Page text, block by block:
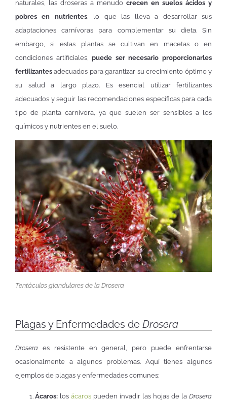
naturales, las droseras a menudo crecen en suelos ácidos y
pobres en nutrientes, lo que las lleva a desarrollar sus
adaptaciones carnívoras para complementar su dieta. Sin
embargo, si estas plantas se cultivan en macetas o en
condiciones artificiales,puede ser necesario proporcionarles
fertilizantes adecuados para garantizar su crecimiento óptimo y
su salud a largo plazo. Es esencial utilizar fertilizantes
adecuados y seguir las recomendaciones específicas para cada
tipo de planta carnívora, ya que suelen ser sensibles a los
químicos y nutrientes en el suelo.
Tentáculos glandulares de la Drosera
Plagas y Enfermedades de Drosera
Drosera es resistente en general, pero puede enfrentarse
ocasionalmente a algunos problemas. Aquí tienes algunos
ejemplos de plagas y enfermedades comunes:
Ácaros: los ácaros pueden invadir las hojas de la Drosera